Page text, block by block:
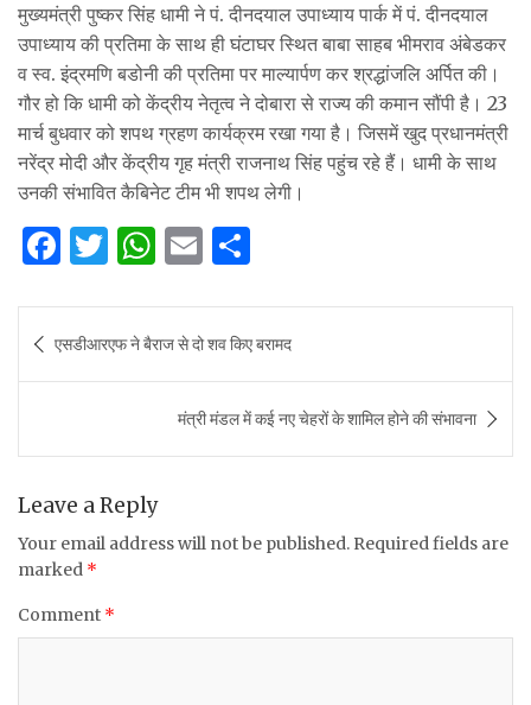
मुख्यमंत्री पुष्कर सिंह धामी ने पं. दीनदयाल उपाध्याय पार्क में पं. दीनदयाल
उपाध्याय की प्रतिमा के साथ ही घंटाघर स्थित बाबा साहब भीमराव अंबेडकर
व स्व. इंद्रमणि बडोनी की प्रतिमा पर माल्यार्पण कर श्रद्धांजलि अर्पित की।
गौर हो कि धामी को केंद्रीय नेतृत्व ने दोबारा से राज्य की कमान सौंपी है। 23
मार्च बुधवार को शपथ ग्रहण कार्यक्रम रखा गया है। जिसमें खुद प्रधानमंत्री
नरेंद्र मोदी और केंद्रीय गृह मंत्री राजनाथ सिंह पहुंच रहे हैं। धामी के साथ
उनकी संभावित कैबिनेट टीम भी शपथ लेगी।
F
c
e
b
o
k
T
it
te
r
W
at
s
A
p
p
E
ai
l
ar
e
navigation
एसडीआरएफ ने बैराज से दो शव किए बरामद
मंत्री मंडल में कई नए चेहरों के शामिल होने की संभावना
Leave a Reply
Your email address will not be published. Required fields are
marked *
Comment *